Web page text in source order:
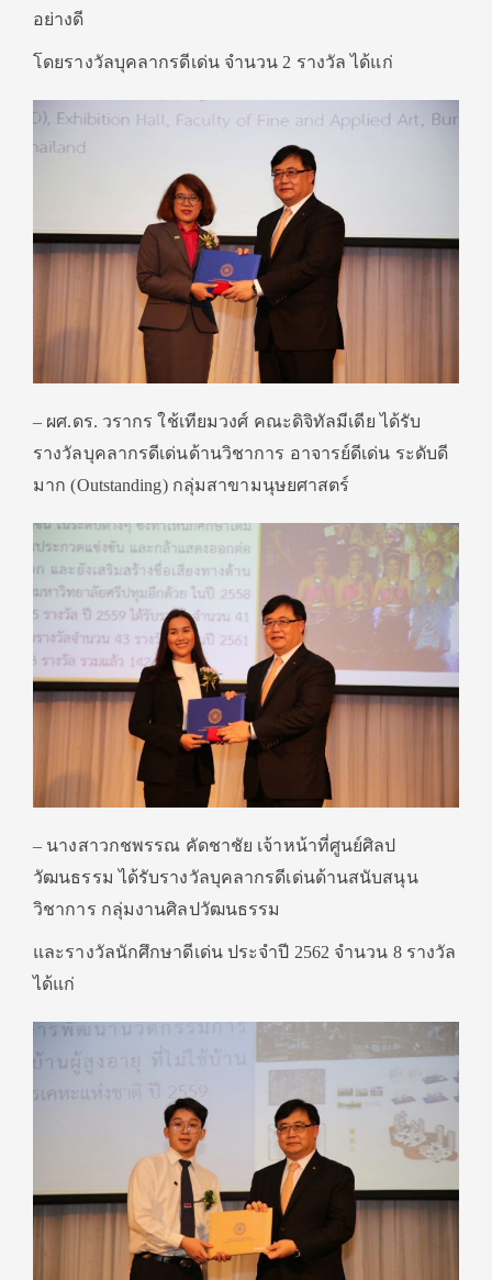
อย่างดี
โดยรางวัลบุคลากรดีเด่น จำนวน 2 รางวัล ได้แก่
– ผศ.ดร. วรากร ใช้เทียมวงศ์ คณะดิจิทัลมีเดีย ได้รับ
รางวัลบุคลากรดีเด่นด้านวิชาการ อาจารย์ดีเด่น ระดับดี
มาก (Outstanding) กลุ่มสาขามนุษยศาสตร์
– นางสาวกชพรรณ คัดชาชัย เจ้าหน้าที่ศูนย์ศิลป
วัฒนธรรม ได้รับรางวัลบุคลากรดีเด่นด้านสนับสนุน
วิชาการ กลุ่มงานศิลปวัฒนธรรม
และรางวัลนักศึกษาดีเด่น ประจำปี 2562 จำนวน 8 รางวัล
ได้แก่